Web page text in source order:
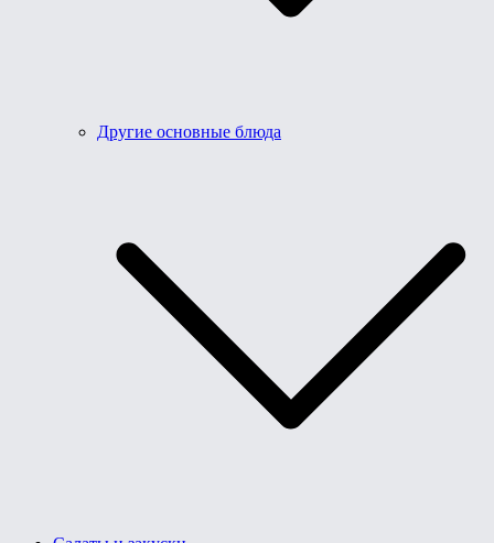
Другие основные блюда